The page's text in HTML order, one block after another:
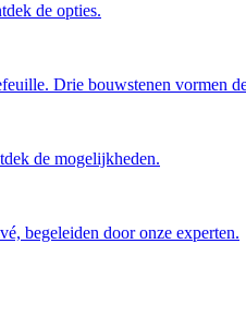
de opties.
Drie bouwstenen vormen
de mogelijkheden.
begeleiden door onze experten.